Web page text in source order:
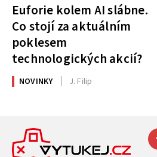
Euforie kolem AI slábne.
Co stojí za aktuálním
poklesem
technologických akcií?
NOVINKY J. Filip